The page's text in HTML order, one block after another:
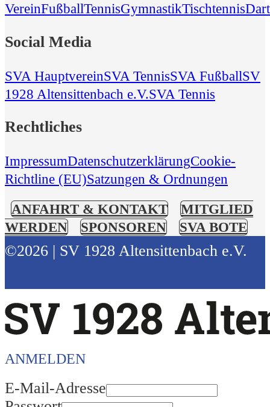
VereinFußballTennisGymnastikTischtennis
Social Media
SVA HauptvereinSVA TennisSVA FußballSV
1928 Altensittenbach e.V.SVA Tennis
Rechtliches
ImpressumDatenschutzerklärungCookie-
Richtline (EU)Satzungen & Ordnungen
ANFAHRT & KONTAKT
MITGLIED
WERDEN
SPONSOREN SVA BOTE
©2026 | SV 1928 Altensittenbach e.V.
ANMELDEN
E-Mail-Adresse